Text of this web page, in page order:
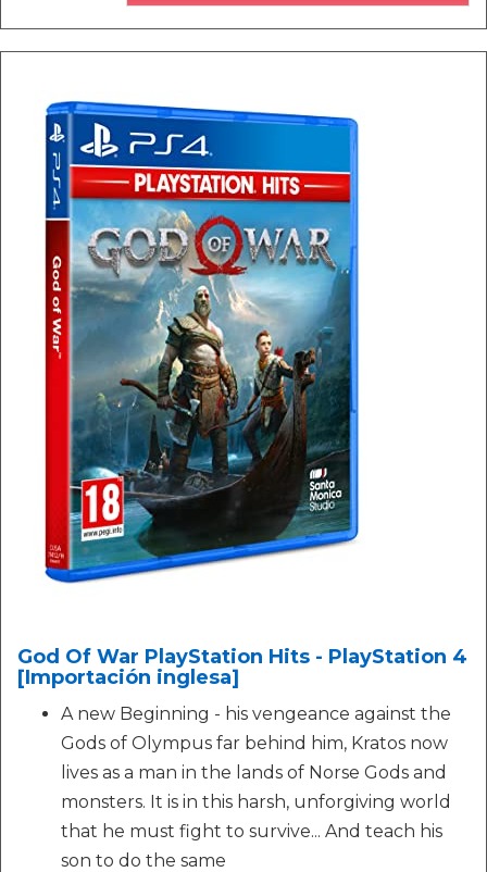
God Of War PlayStation Hits - PlayStation 4
[Importación inglesa]
A new Beginning - his vengeance against the
Gods of Olympus far behind him, Kratos now
lives as a man in the lands of Norse Gods and
monsters. It is in this harsh, unforgiving world
that he must fight to survive... And teach his
son to do the same